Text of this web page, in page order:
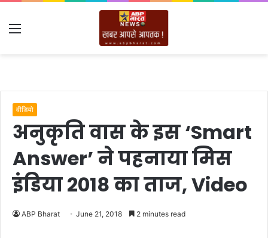
Menu
वीडियो
अनुकृति वास के इस ‘Smart
Answer’ ने पहनाया मिस
इंडिया 2018 का ताज, Video
ABP Bharat June 21, 2018 2 minutes read